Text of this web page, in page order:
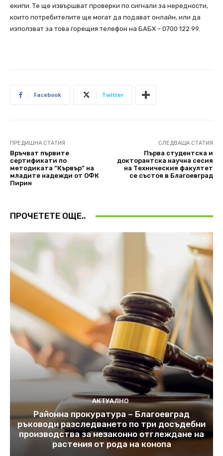
екипи. Те ще извършват проверки по сигнали за нередности,
които потребителите ще могат да подават онлайн, или да
използват за това горещия телефон на БАБХ – 0700 122 99.
Facebook Twitter
ПРЕДИШНА СТАТИЯ
Връчват първите
сертификати по
методиката “Кървър” на
младите надежди от ОФК
Пирин
СЛЕДВАЩА СТАТИЯ
Първа студентска и
докторантска научна сесия
на Техническия факултет
се състоя в Благоевград
ПРОЧЕТЕТЕ ОЩЕ..
АКТУАЛНО
Районна прокуратура – Благоевград
ръководи разследването по три досъдебни
производства за незаконно отглеждане на
растения от рода на конопа